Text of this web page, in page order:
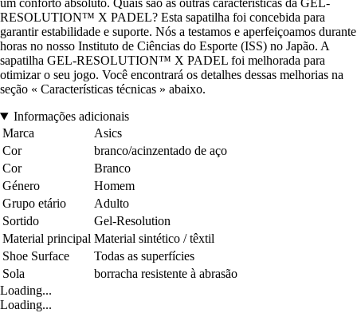
um conforto absoluto. Quais são as outras características da GEL-
RESOLUTION™ X PADEL? Esta sapatilha foi concebida para
garantir estabilidade e suporte. Nós a testamos e aperfeiçoamos durante
horas no nosso Instituto de Ciências do Esporte (ISS) no Japão. A
sapatilha GEL-RESOLUTION™ X PADEL foi melhorada para
otimizar o seu jogo. Você encontrará os detalhes dessas melhorias na
seção « Características técnicas » abaixo.
Informações adicionais
Marca
Asics
Cor
branco/acinzentado de aço
Cor
Branco
Género
Homem
Grupo etário
Adulto
Sortido
Gel-Resolution
Material principal Material sintético / têxtil
Shoe Surface
Todas as superfícies
Sola
borracha resistente à abrasão
Loading...
Loading...